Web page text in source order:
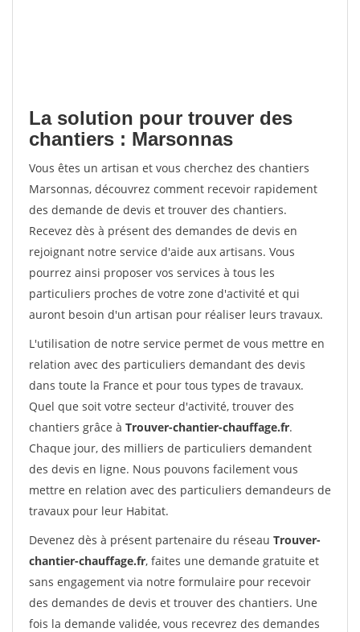
La solution pour trouver des
chantiers : Marsonnas
Vous êtes un artisan et vous cherchez des chantiers
Marsonnas, découvrez comment recevoir rapidement
des demande de devis et trouver des chantiers.
Recevez dès à présent des demandes de devis en
rejoignant notre service d'aide aux artisans. Vous
pourrez ainsi proposer vos services à tous les
particuliers proches de votre zone d'activité et qui
auront besoin d'un artisan pour réaliser leurs travaux.
L'utilisation de notre service permet de vous mettre en
relation avec des particuliers demandant des devis
dans toute la France et pour tous types de travaux.
Quel que soit votre secteur d'activité, trouver des
chantiers grâce à Trouver-chantier-chauffage.fr.
Chaque jour, des milliers de particuliers demandent
des devis en ligne. Nous pouvons facilement vous
mettre en relation avec des particuliers demandeurs de
travaux pour leur Habitat.
Devenez dès à présent partenaire du réseau Trouver-
chantier-chauffage.fr, faites une demande gratuite et
sans engagement via notre formulaire pour recevoir
des demandes de devis et trouver des chantiers. Une
fois la demande validée, vous recevrez des demandes